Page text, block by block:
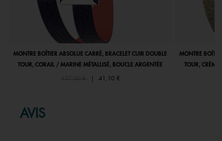
MONTRE BOÎTIER ABSOLUE CARRÉ, BRACELET CUIR DOUBLE
TOUR, CORAIL / MARINE MÉTALLISÉ, BOUCLE ARGENTÉE
Price reduced from
137,00 €to 41,10 €
MONTRE
TOUR, CRÈME
AVIS